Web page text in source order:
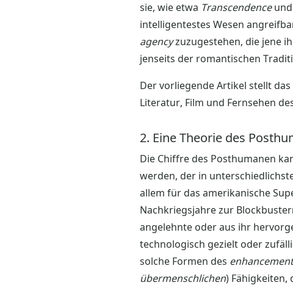
sie, wie etwa Transcendenceund
intelligentestes Wesen
agencyzuzugestehen, die jene
jenseits der romantischen
Der vorliegende Artikel stellt
Literatur, Film und Fernsehen
2. Eine Theorie des
Die Chiffre des Posthumanen
werden, der in
allem für das amerikanische
Nachkriegsjahre zur
angelehnte oder aus ihr
technologisch gezielt oder
solche Formen des
übermenschlichen) Fähigkeiten,